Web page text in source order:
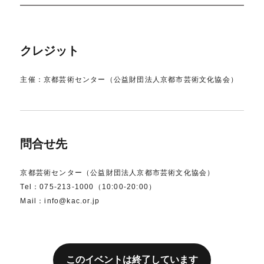
クレジット
主催：京都芸術センター（公益財団法人京都市芸術文化協会）
問合せ先
京都芸術センター（公益財団法人京都市芸術文化協会）
Tel：075-213-1000（10:00-20:00）
Mail：info@kac.or.jp
このイベントは終了しています